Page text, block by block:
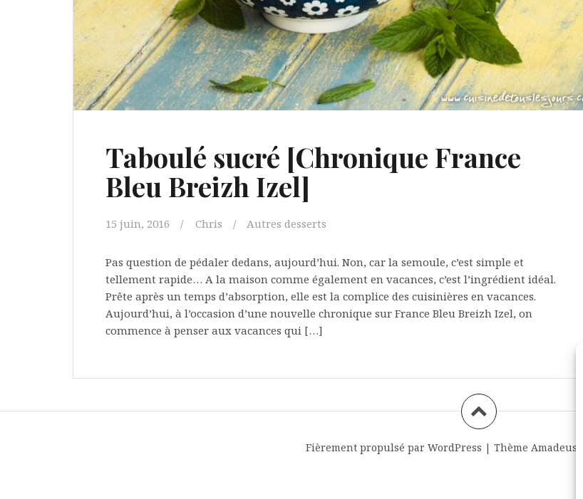
Taboulé sucré [Chronique France
Bleu Breizh Izel]
15 juin, 2016 Chris Autres desserts
Pas question de pédaler dedans, aujourd’hui. Non, car la semoule, c’est simple et
tellement rapide… A la maison comme également en vacances, c’est l’ingrédient idéal.
Prête après un temps d’absorption, elle est la complice des cuisinières en vacances.
Aujourd’hui, à l’occasion d’une nouvelle chronique sur France Bleu Breizh Izel, on
commence à penser aux vacances qui […]
Fièrement propulsé par WordPress | Thème Amadeus